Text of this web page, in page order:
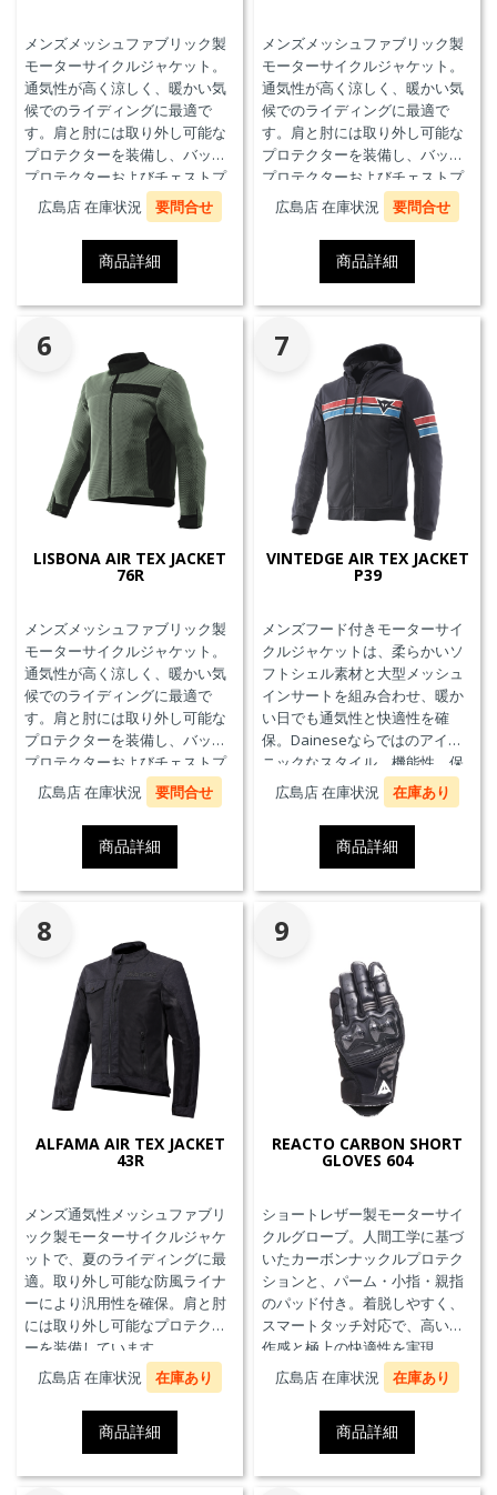
メンズメッシュファブリック製
モーターサイクルジャケット。
通気性が高く涼しく、暖かい気
候でのライディングに最適で
す。肩と肘には取り外し可能な
プロテクターを装備し、バック
プロテクターおよびチェストプ
ロテクターにも対応していま
広島店 在庫状況 要問合せ
商品詳細
メンズメッシュファブリック製
モーターサイクルジャケット。
通気性が高く涼しく、暖かい気
候でのライディングに最適で
す。肩と肘には取り外し可能な
プロテクターを装備し、バック
プロテクターおよびチェストプ
ロテクターにも対応していま
広島店 在庫状況 要問合せ
商品詳細
6
LISBONA AIR TEX JACKET
76R
メンズメッシュファブリック製
モーターサイクルジャケット。
通気性が高く涼しく、暖かい気
候でのライディングに最適で
す。肩と肘には取り外し可能な
プロテクターを装備し、バック
プロテクターおよびチェストプ
ロテクターにも対応していま
広島店 在庫状況 要問合せ
商品詳細
7
VINTEDGE AIR TEX JACKET
P39
メンズフード付きモーターサイ
クルジャケットは、柔らかいソ
フトシェル素材と大型メッシュ
インサートを組み合わせ、暖か
い日でも通気性と快適性を確
保。Daineseならではのアイコ
ニックなスタイル、機能性、保
護性能を兼ね備え、郊外でのツ
ーリングや都市での通勤に最適
広島店 在庫状況 在庫あり
商品詳細
8
ALFAMA AIR TEX JACKET
43R
メンズ通気性メッシュファブリ
ック製モーターサイクルジャケ
ットで、夏のライディングに最
適。取り外し可能な防風ライナ
ーにより汎用性を確保。肩と肘
には取り外し可能なプロテクタ
ーを装備しています。
広島店 在庫状況
在庫あり
商品詳細
9
REACTO CARBON SHORT
GLOVES 604
ショートレザー製モーターサイ
クルグローブ。人間工学に基づ
いたカーボンナックルプロテク
ションと、パーム・小指・親指
のパッド付き。着脱しやすく、
スマートタッチ対応で、高い操
作感と極上の快適性を実現。
広島店 在庫状況
在庫あり
商品詳細